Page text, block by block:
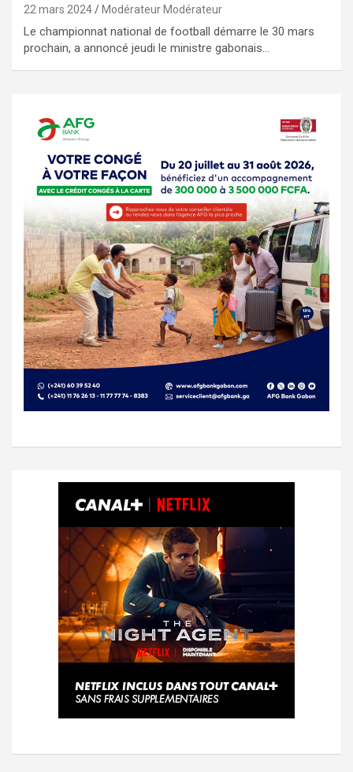
22 mars 2024 Modérateur Modérateur
Le championnat national de football démarre le 30 mars
prochain, a annoncé jeudi le ministre gabonais…